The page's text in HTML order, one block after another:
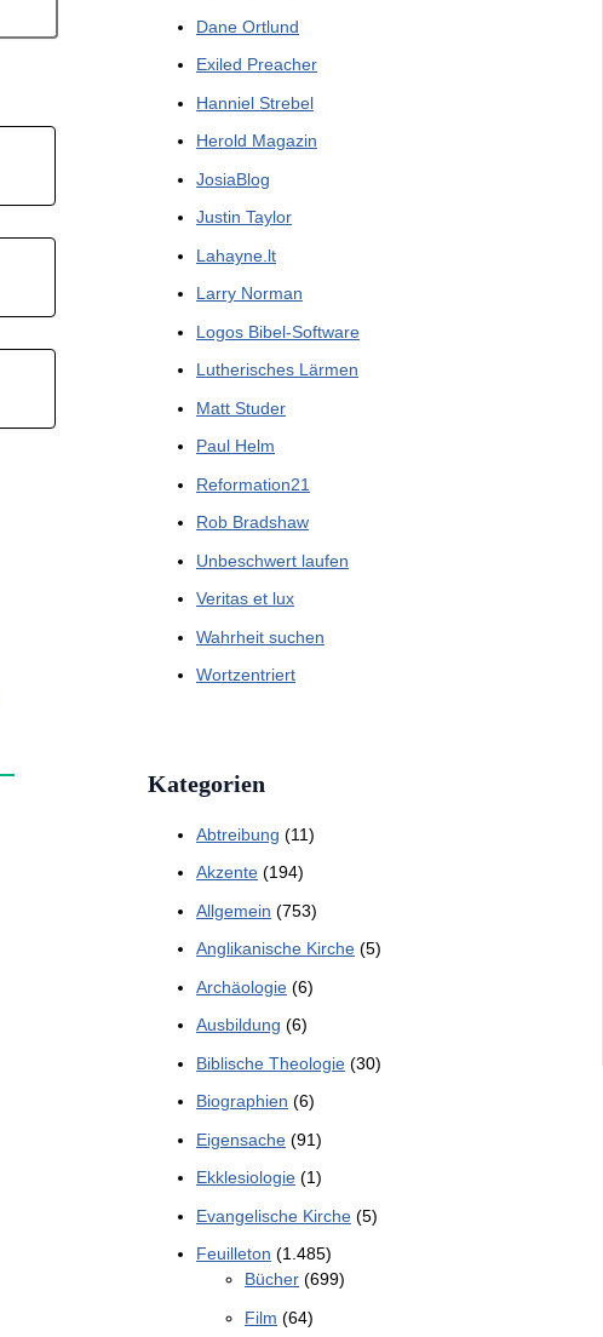
Dane Ortlund
Exiled Preacher
Hanniel Strebel
Herold Magazin
JosiaBlog
Justin Taylor
Lahayne.lt
Larry Norman
Logos Bibel-Software
Lutherisches Lärmen
Matt Studer
Paul Helm
Reformation21
Rob Bradshaw
Unbeschwert laufen
Veritas et lux
Wahrheit suchen
Wortzentriert
Kategorien
Abtreibung (11)
Akzente (194)
Allgemein (753)
Anglikanische Kirche (5)
Archäologie (6)
Ausbildung (6)
Biblische Theologie (30)
Biographien (6)
Eigensache (91)
Ekklesiologie (1)
Evangelische Kirche (5)
Feuilleton (1.485)
Bücher (699)
Film (64)